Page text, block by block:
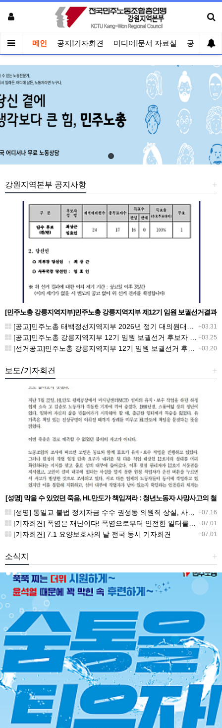
메인 공지|기자회견 미디어|문서 자료실 공유게시
+
강원지역본부 공지사항
[민주노총 강릉지역지부]민주노총 강릉지역지부 제12기 임원 보궐선거결과
공고
+03.31
[공고]민주노총 태백정선지역지부 2026년 정기 대의원대회 재소집 건
+03.25
[공고]민주노총 강릉지역지부 12기 임원 보궐선거 후보자 확정 공고
+03.20
[선거공고]민주노총 강릉지역지부 12기 임원 보궐선거 후보 등록 기간 연장 공고
+
보도/기자회견
[성명] 막을 수 있었던 죽음, HL만도가 책임져라 : 청년노동자 사망사고의 철
저한 진상규명과 재발방지 대책 마련하라
+07.16
[성명] 통일교 불법 정치자금 수수 권성동 의원직 상실, 사필귀정이다
+07.01
[기자회견] 폭염은 재난이다! 폭염으로부터 안전한 일터를 위한 민주노총 강원지역본부 폭염감시단 선포 기자회견
+07.01
[기자회견] 7.1 요양보호사의 날 전국 동시 기자회견
+
소식지